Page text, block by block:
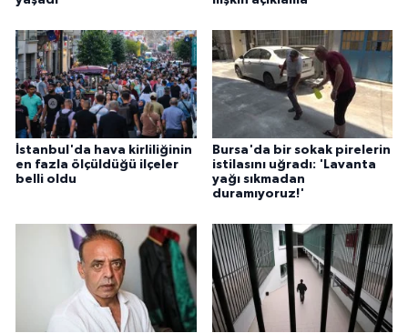
İstanbul'da hava kirliliğinin
en fazla ölçüldüğü ilçeler
belli oldu
Bursa'da bir sokak pirelerin
istilasını uğradı: 'Lavanta
yağı sıkmadan
duramıyoruz!'